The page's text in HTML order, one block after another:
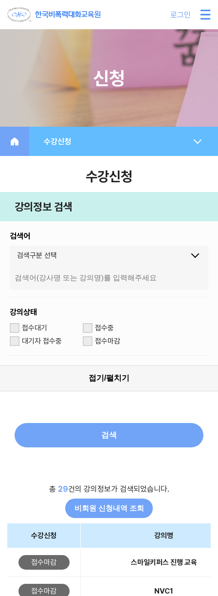
로그인
신청
수강신청
수강신청
강의정보 검색
검색어
검색구분 선택
강의상태
접수대기
접수중
대기자 접수중
접수마감
접기/펼치기
검색
총 29건의 강의정보가 검색되었습니다.
비회원 신청내역 조회
수강신청 강의명
접수마감 스마일키퍼스 진행 교육
접수마감 NVC1